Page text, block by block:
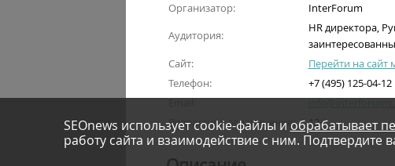
Организатор:
InterForum
Аудитория:
HR директора,
Сайт:
Перейти на сайт
Телефон:
+7 (495) 125-04-12
Email:
Возрастное ограничение:
12+
SEOnews использует cookie-файлы и обрабатывает
работу сайта и взаимодействие с ним. Подтвердите